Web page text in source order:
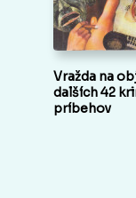
Vražda na
dalších 42
príbehov